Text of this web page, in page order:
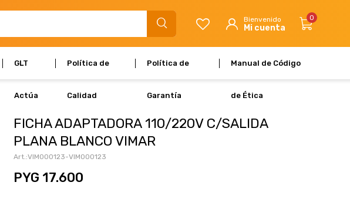
GLT
Actúa
Política de
Calidad
Política de
Garantía
Manual de Código
de Ética
0
FICHA ADAPTADORA 110/220V C/SALIDA
PLANA BLANCO VIMAR
VIM000123-VIM000123
PYG 17.600